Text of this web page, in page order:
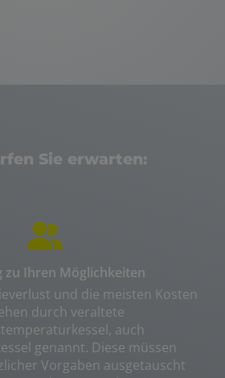
Sie erwarten:
zu Ihren Möglichkeiten
und die meisten Kosten
durch veraltete
auch
genannt. Diese müssen
Vorgaben ausgetauscht